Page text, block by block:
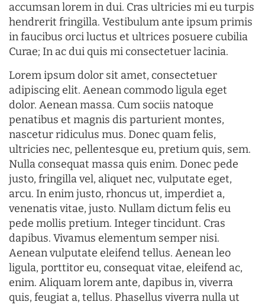
accumsan lorem in dui. Cras ultricies mi eu turpis
hendrerit fringilla. Vestibulum ante ipsum primis
in faucibus orci luctus et ultrices posuere cubilia
Curae; In ac dui quis mi consectetuer lacinia.
Lorem ipsum dolor sit amet, consectetuer
adipiscing elit. Aenean commodo ligula eget
dolor. Aenean massa. Cum sociis natoque
penatibus et magnis dis parturient montes,
nascetur ridiculus mus. Donec quam felis,
ultricies nec, pellentesque eu, pretium quis, sem.
Nulla consequat massa quis enim. Donec pede
justo, fringilla vel, aliquet nec, vulputate eget,
arcu. In enim justo, rhoncus ut, imperdiet a,
venenatis vitae, justo. Nullam dictum felis eu
pede mollis pretium. Integer tincidunt. Cras
dapibus. Vivamus elementum semper nisi.
Aenean vulputate eleifend tellus. Aenean leo
ligula, porttitor eu, consequat vitae, eleifend ac,
enim. Aliquam lorem ante, dapibus in, viverra
quis, feugiat a, tellus. Phasellus viverra nulla ut